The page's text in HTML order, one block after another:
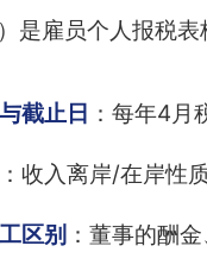
是雇员个人报税表
截止日 ：每年4月
收入离岸/在岸性
区别 ：董事的酬